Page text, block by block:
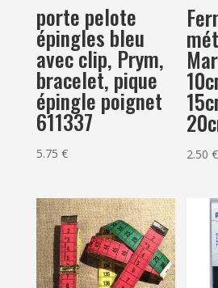
porte pelote
épingles bleu
avec clip, Prym,
bracelet, pique
épingle poignet
611337
5.75 € 2.50€